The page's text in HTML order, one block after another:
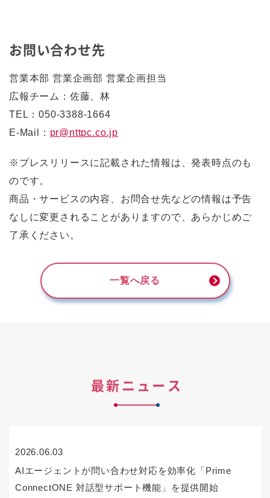
お問い合わせ先
営業本部 営業企画部 営業企画担当
広報チーム：佐藤、林
TEL：050-3388-1664
E-Mail： pr@nttpc.co.jp
※プレスリリースに記載された情報は、発表時点のも
のです。
商品・サービスの内容、お問合せ先などの情報は予告
なしに変更されることがありますので、あらかじめご
了承ください。
一覧へ戻る
最新ニュース
2026.06.03
AIエージェントが問い合わせ対応を効率化「Prime
ConnectONE 対話型サポート機能」を提供開始